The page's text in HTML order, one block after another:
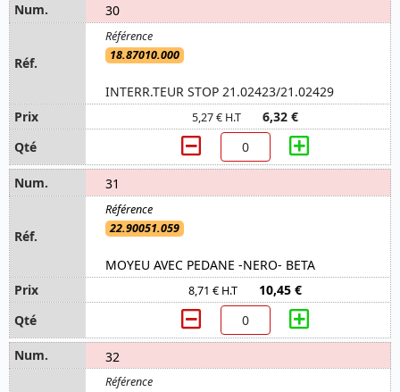
30
18.87010.000
INTERR.TEUR STOP 21.02423/21.02429
5,27 € H.T 6,32 €
31
22.90051.059
MOYEU AVEC PEDANE -NERO- BETA
8,71 € H.T 10,45 €
32